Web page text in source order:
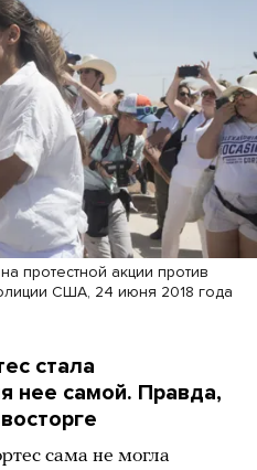
протестной акции против
США, 24 июня 2018 года
стала
нее самой. Правда,
сама не могла